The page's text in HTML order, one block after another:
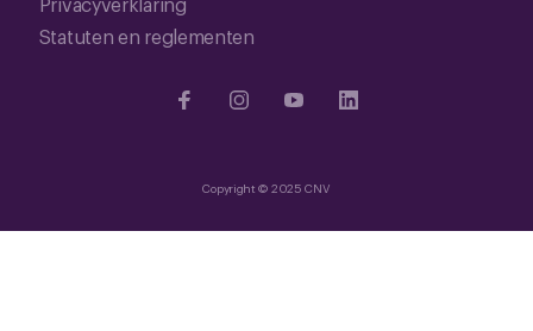
Statuten en reglementen
Copyright © 2025 CNV